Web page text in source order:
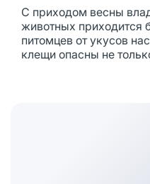
С приходом весны
животных приходится
питомцев от укусов
клещи опасны не